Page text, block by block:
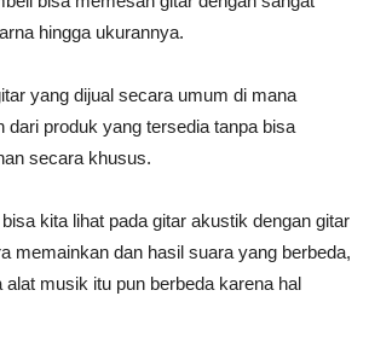
hingga ukurannya.
yang dijual secara umum di mana
dari produk yang tersedia tanpa bisa
secara khusus.
kita lihat pada gitar akustik dengan gitar
memainkan dan hasil suara yang berbeda,
alat musik itu pun berbeda karena hal